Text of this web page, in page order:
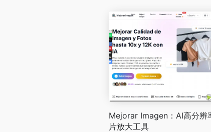
Mejorar Imagen：AI高分辨
片放大工具